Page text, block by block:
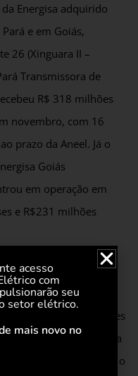
Energisa adquirido
e em Goiás,
26 (Xinguara II –
Transmissora de
R$ 318 milhões
novembro, com 16
prazo da Aneel. Já o
Goiás
em operação em
e R$231 milhões
na operação e
e subestações. A
em soluções
de energia elétrica, é a
A empresa possui o
acesso
com
seu
setor elétrico.
mais novo no